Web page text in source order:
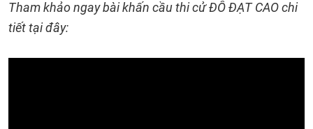
Tham khảo ngay bài khấn cầu thi cử ĐỖ ĐẠT CAO chi
tiết tại đây: